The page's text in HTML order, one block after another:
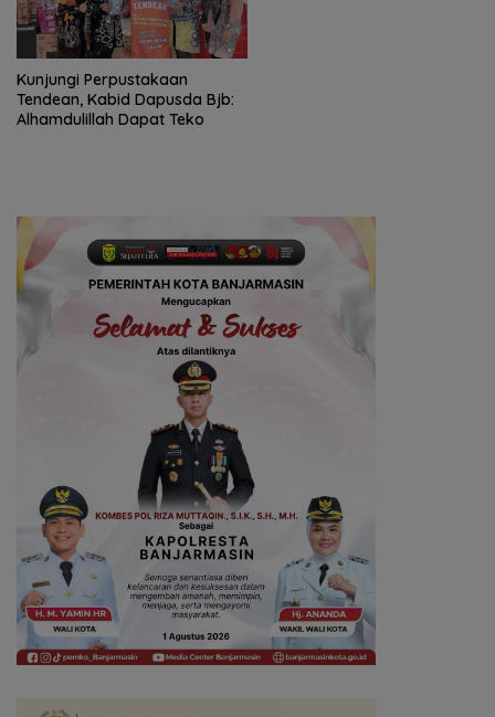
Kunjungi Perpustakaan
Tendean, Kabid Dapusda Bjb:
Alhamdulillah Dapat Teko